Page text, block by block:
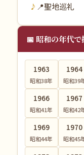
📍聖地巡礼
📅 昭和の年代で
1963
昭和38年
1964
昭和39
1966
昭和41年
1967
昭和42
1969
昭和44年
1970
昭和45